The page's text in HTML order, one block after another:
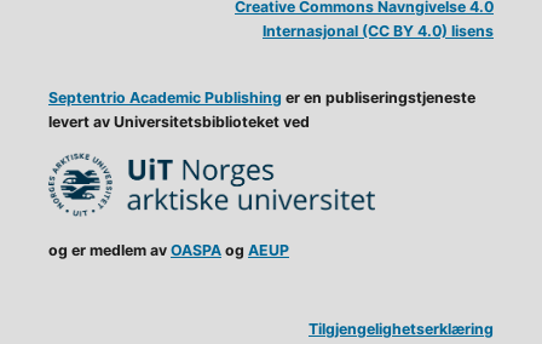
Septentrio Academic Publishing er en publiseringstjeneste
levert av Universitetsbiblioteket ved
og er medlem av OASPAog AEUP
Creative Commons Navngivelse 4.0
Internasjonal (CC BY 4.0) lisens
Tilgjengelighetserklæring